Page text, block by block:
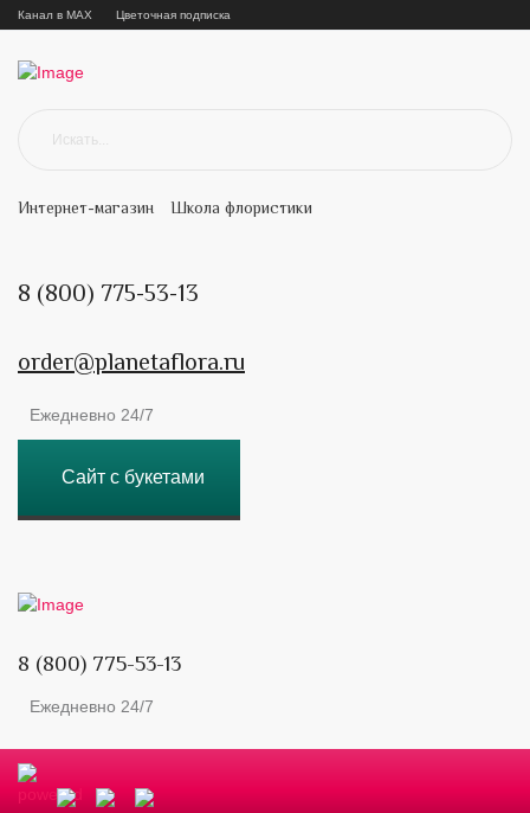
Канал в MAX Цветочная подписка
Интернет-магазин Школа флористики
8 (800) 775-53-13
order@planetaflora.ru
Ежедневно 24/7
Сайт с букетами
8 (800) 775-53-13
Ежедневно 24/7